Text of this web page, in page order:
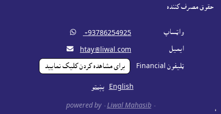
حقوق مصرف کننده
واټساپ ‎ +93786254925

ايميل htay@liwal.com

ټليفون Financial براى مشاهده کردن کليک نماييد
English پښتو
- powered by -
Liwal Mahasib